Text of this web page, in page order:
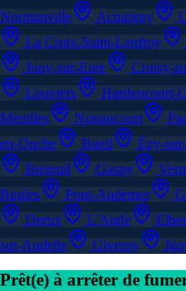
Normanville
Acquigny
La Croix-Saint-Leufroy
Jouy-sur-Eure
Croisy-
Louviers
Hardencourt-
Ménilles
Nonancourt
en-Ouche
Bueil Ézy-
Breteuil
Gasny
Rugles
Pont-Audemer
Dreux
L'Aigle
sur-Andelle
Giverny
Prêt(e) à arrêter de